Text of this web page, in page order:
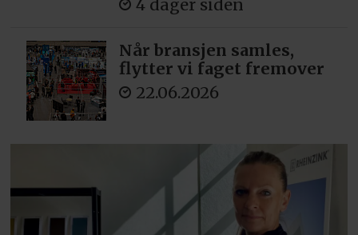
4 dager siden
Når bransjen samles,
flytter vi faget fremover
22.06.2026